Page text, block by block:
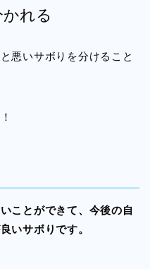
れる
悪いサボりを分けること
ことができて、今後の自
いサボりです。